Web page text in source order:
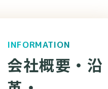
INFORMATION
会社概要・ 沿